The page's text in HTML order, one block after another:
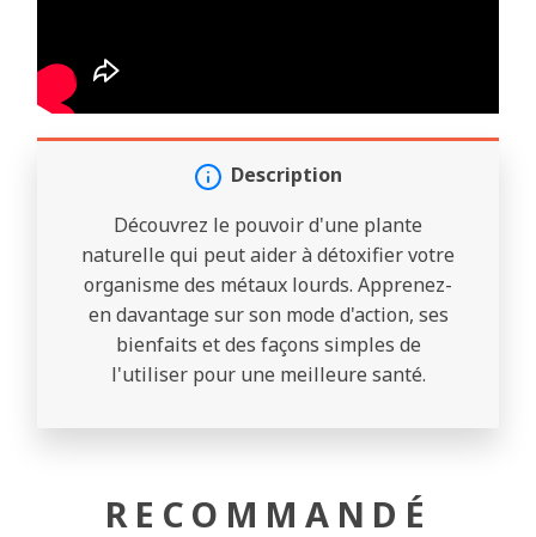
Description
Découvrez le pouvoir d'une plante
naturelle qui peut aider à détoxifier votre
organisme des métaux lourds. Apprenez-
en davantage sur son mode d'action, ses
bienfaits et des façons simples de
l'utiliser pour une meilleure santé.
RECOMMANDÉ